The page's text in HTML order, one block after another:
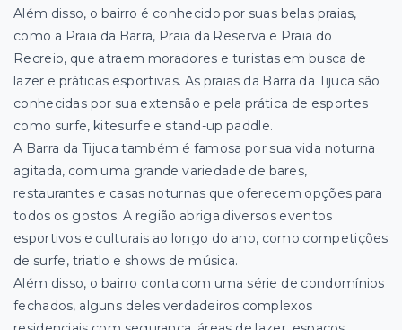
Além disso, o bairro é conhecido por suas belas praias,
como a Praia da Barra, Praia da Reserva e Praia do
Recreio, que atraem moradores e turistas em busca de
lazer e práticas esportivas. As praias da Barra da Tijuca são
conhecidas por sua extensão e pela prática de esportes
como surfe, kitesurfe e stand-up paddle.
A Barra da Tijuca também é famosa por sua vida noturna
agitada, com uma grande variedade de bares,
restaurantes e casas noturnas que oferecem opções para
todos os gostos. A região abriga diversos eventos
esportivos e culturais ao longo do ano, como competições
de surfe, triatlo e shows de música.
Além disso, o bairro conta com uma série de condomínios
fechados, alguns deles verdadeiros complexos